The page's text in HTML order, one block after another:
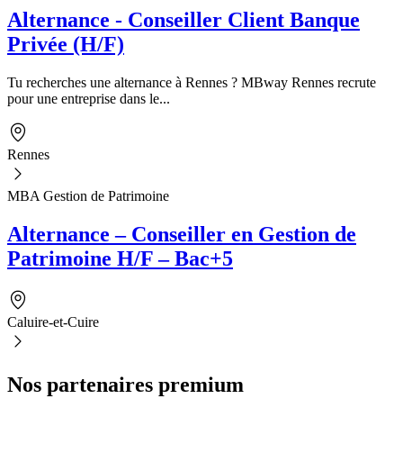
Alternance - Conseiller Client Banque
Privée (H/F)
Tu recherches une alternance à Rennes ? MBway Rennes recrute
pour une entreprise dans le...
Rennes
MBA Gestion de Patrimoine
Alternance – Conseiller en Gestion de
Patrimoine H/F – Bac+5
Caluire-et-Cuire
Nos partenaires premium